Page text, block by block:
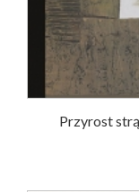
Przyrost